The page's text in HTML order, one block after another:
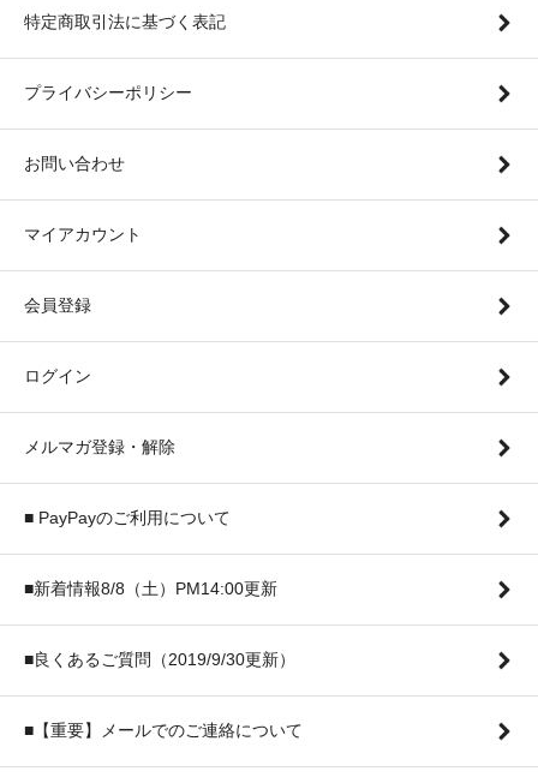
特定商取引法に基づく表記
プライバシーポリシー
お問い合わせ
マイアカウント
会員登録
ログイン
メルマガ登録・解除
■ PayPayのご利用について
■新着情報8/8（土）PM14:00更新
■良くあるご質問（2019/9/30更新）
■【重要】メールでのご連絡について